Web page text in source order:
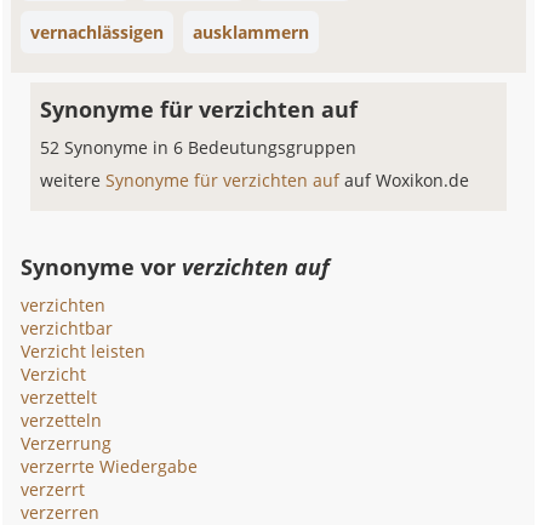
vernachlässigen ausklammern
Synonyme für verzichten auf
52 Synonyme in 6 Bedeutungsgruppen
weitereSynonyme für verzichten aufauf Woxikon.de
Synonyme vor verzichten auf
verzichten
verzichtbar
Verzicht leisten
Verzicht
verzettelt
verzetteln
Verzerrung
verzerrte Wiedergabe
verzerrt
verzerren